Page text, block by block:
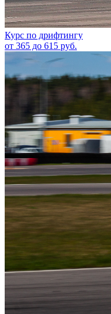
Курс по дрифтингу
от 365 до 615 руб.